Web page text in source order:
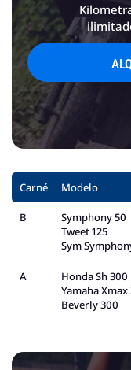
Carné Modelo
B
Symphony 50
Tweet 125
Sym
A
Honda Sh 300
Yamaha Xmax
Beverly 300